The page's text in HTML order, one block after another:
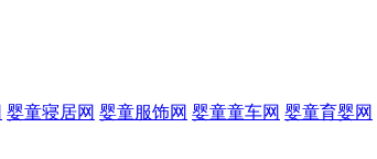
婴童寝居网 婴童服饰网 婴童童车网 婴童育婴网